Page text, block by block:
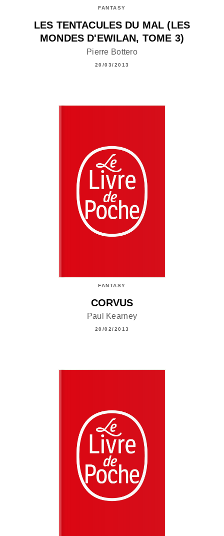
FANTASY
LES TENTACULES DU MAL (LES
MONDES D'EWILAN, TOME 3)
Pierre Bottero
20/03/2013
FANTASY
CORVUS
Paul Kearney
20/02/2013